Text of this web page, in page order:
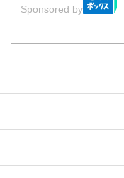
Sponsored by